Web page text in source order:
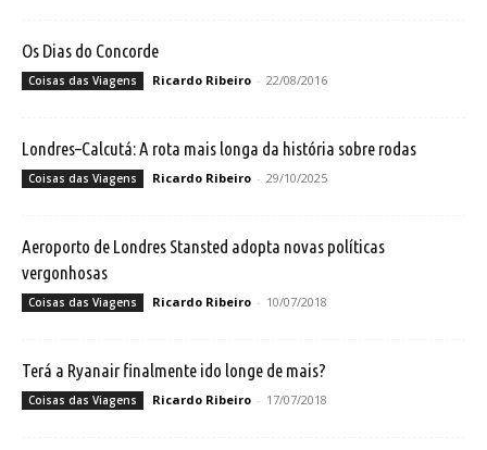
Os Dias do Concorde
Coisas das Viagens Ricardo Ribeiro - 22/08/2016
Londres–Calcutá: A rota mais longa da história sobre rodas
Coisas das Viagens Ricardo Ribeiro - 29/10/2025
Aeroporto de Londres Stansted adopta novas políticas
vergonhosas
Coisas das Viagens Ricardo Ribeiro - 10/07/2018
Terá a Ryanair finalmente ido longe de mais?
Coisas das Viagens Ricardo Ribeiro - 17/07/2018